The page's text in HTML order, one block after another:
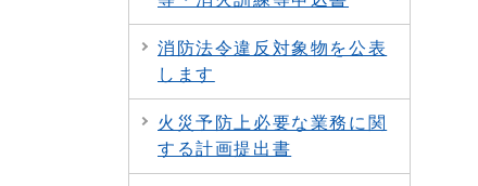
消防法令違反対象物を公表
します
火災予防上必要な業務に関
する計画提出書